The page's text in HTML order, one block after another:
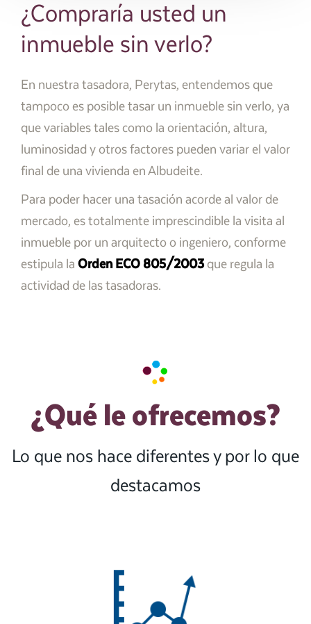
¿Compraría usted un
inmueble sin verlo?
En nuestra tasadora, Perytas, entendemos que
tampoco es posible tasar un inmueble sin verlo, ya
que variables tales como la orientación, altura,
luminosidad y otros factores pueden variar el valor
final de una vivienda en Albudeite.
Para poder hacer una tasación acorde al valor de
mercado, es totalmente imprescindible la visita al
inmueble por un arquitecto o ingeniero, conforme
estipula la Orden ECO 805/2003que regula la
actividad de las tasadoras.
¿Qué le ofrecemos?
Lo que nos hace diferentes y por lo que
destacamos